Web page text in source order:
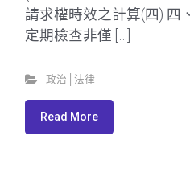
請求權時效之計算(四) 四
定期檢查非僅 […]
政治│法律
Read More